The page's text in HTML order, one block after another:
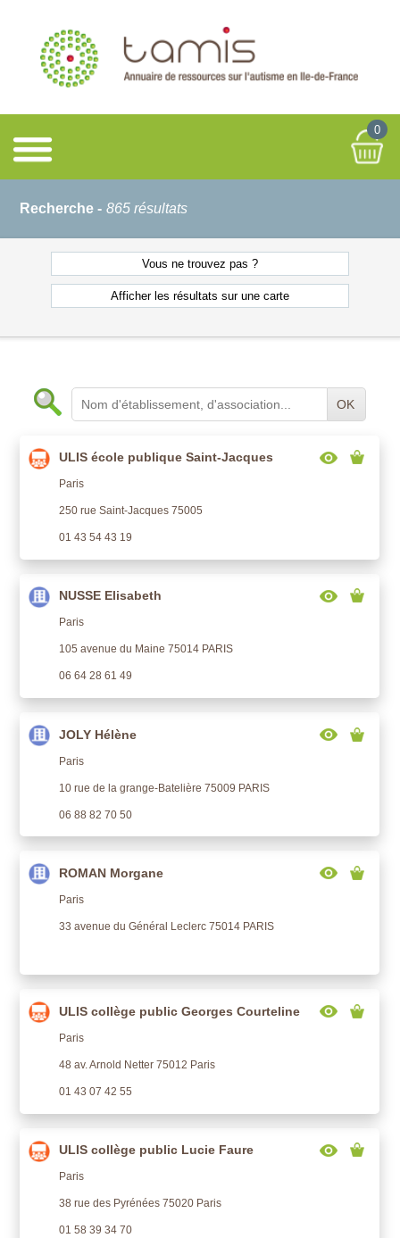
0
Recherche - 865 résultats
Vous ne trouvez pas ?
Afficher les résultats sur une carte
OK
ULIS école publique Saint-Jacques
Paris
250 rue Saint-Jacques 75005
01 43 54 43 19
NUSSE Elisabeth
Paris
105 avenue du Maine 75014 PARIS
06 64 28 61 49
JOLY Hélène
Paris
10 rue de la grange-Batelière 75009 PARIS
06 88 82 70 50
ROMAN Morgane
Paris
33 avenue du Général Leclerc 75014 PARIS
ULIS collège public Georges Courteline
Paris
48 av. Arnold Netter 75012 Paris
01 43 07 42 55
ULIS collège public Lucie Faure
Paris
38 rue des Pyrénées 75020 Paris
01 58 39 34 70